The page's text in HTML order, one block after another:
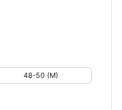
48-50 (M)